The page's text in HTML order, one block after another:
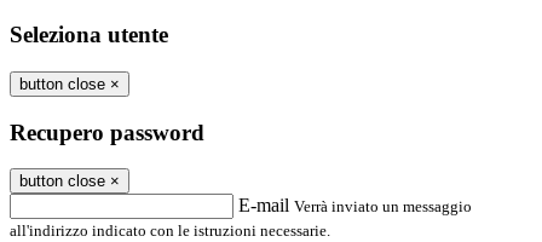
Seleziona utente
button close ×
Recupero password
button close ×
E-mail Verrà inviato un messaggio
all'indirizzo indicato con le istruzioni necessarie.